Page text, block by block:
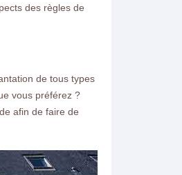
des règles de
de tous types
vous préférez ?
afin de faire de